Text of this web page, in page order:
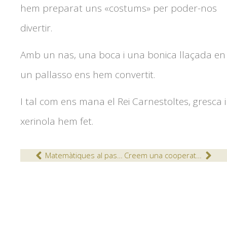
hem preparat uns «costums» per poder-nos
divertir.
Amb un nas, una boca i una bonica llaçada en
un pallasso ens hem convertit.
I tal com ens mana el Rei Carnestoltes, gresca i
xerinola hem fet.
Matemàtiques al passadís Creem una cooperativa